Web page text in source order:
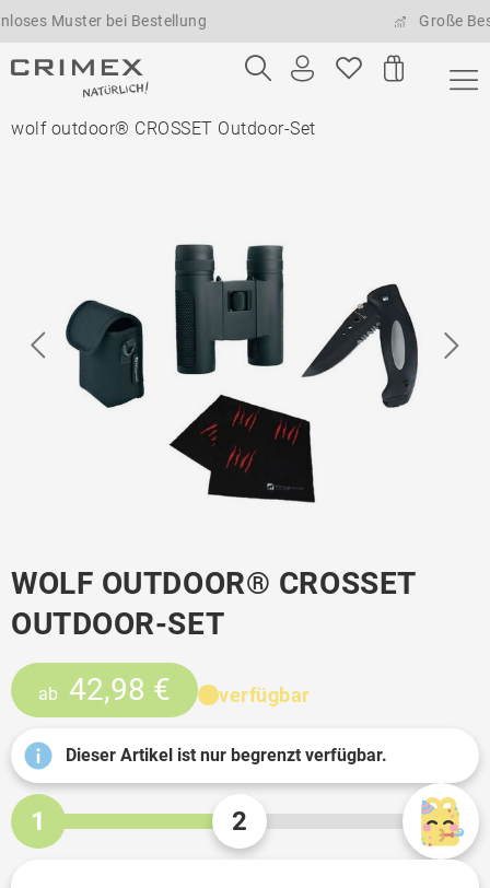
Muster bei Bestellung Große
wolf outdoor® CROSSET Outdoor-Set
WOLF OUTDOOR® CROSSET
OUTDOOR-SET
ab 42,98 € verfügbar
Dieser Artikel ist nur begrenzt verfügbar.
1 2